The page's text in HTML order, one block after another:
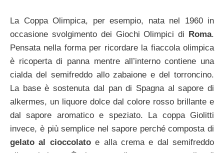
La Coppa Olimpica, per esempio, nata nel 1960 in
occasione svolgimento dei Giochi Olimpici di Roma.
Pensata nella forma per ricordare la fiaccola olimpica
è ricoperta di panna mentre all’interno contiene una
cialda del semifreddo allo zabaione e del torroncino.
La base è sostenuta dal pan di Spagna al sapore di
alkermes, un liquore dolce dal colore rosso brillante e
dal sapore aromatico e speziato. La coppa Giolitti
invece, è più semplice nel sapore perché composta di
gelato al cioccolatoe alla crema e dal semifreddo